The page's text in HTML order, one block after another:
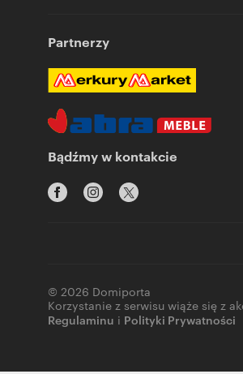
Partnerzy
Bądźmy w kontakcie
© 2026 Domiporta
Korzystanie z serwisu wiąże się z
Regulaminu i Polityki Prywatności